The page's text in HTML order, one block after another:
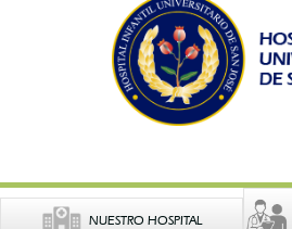
NUESTRO HOSPITAL